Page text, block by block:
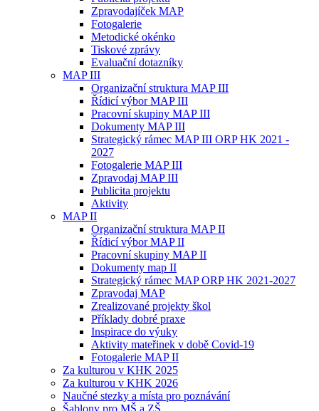
Zpravodajíček MAP
Fotogalerie
Metodické okénko
Tiskové zprávy
Evaluační dotazníky
MAP III
Organizační struktura MAP III
Řídicí výbor MAP III
Pracovní skupiny MAP III
Dokumenty MAP III
Strategický rámec MAP III ORP HK 2021 -
2027
Fotogalerie MAP III
Zpravodaj MAP III
Publicita projektu
Aktivity
MAP II
Organizační struktura MAP II
Řídicí výbor MAP II
Pracovní skupiny MAP II
Dokumenty map II
Strategický rámec MAP ORP HK 2021-2027
Zpravodaj MAP
Zrealizované projekty škol
Příklady dobré praxe
Inspirace do výuky
Aktivity mateřinek v době Covid-19
Fotogalerie MAP II
Za kulturou v KHK 2025
Za kulturou v KHK 2026
Naučné stezky a místa pro poznávání
Šablony pro MŠ a ZŠ